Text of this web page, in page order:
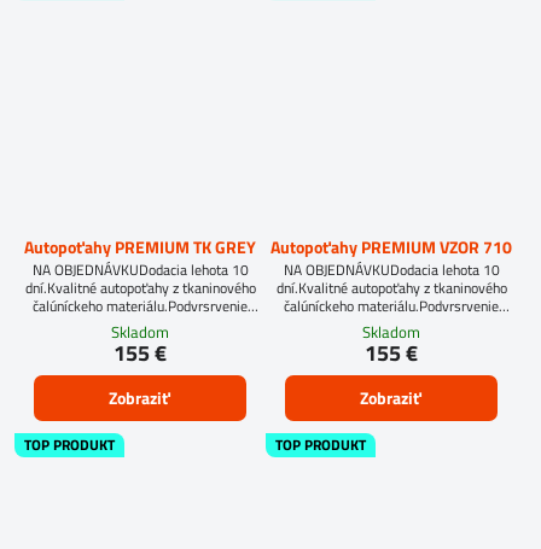
Autopoťahy PREMIUM TK GREY
NA OBJEDNÁVKUDodacia lehota 10
dní.Kvalitné autopoťahy z tkaninového
čalúníckeho materiálu.Podvrsrvenie
molitan 5 mm.Pre objednanie autopoťahu
na mieru je potrebné vyplniť
objednávkový formulár.OBJEDNAŤ TU
Skladom
155 €
Zobraziť
Autopoťahy PREMIUM VZOR 710
NA OBJEDNÁVKUDodacia lehota 10
dní.Kvalitné autopoťahy z tkaninového
čalúníckeho materiálu.Podvrsrvenie
molitan 5 mm.Pre objednanie autopoťahu
na mieru je potrebné vyplniť
objednávkový formulár.OBJEDNAŤ TU
Skladom
155 €
Zobraziť
TOP PRODUKT TOP PRODUKT